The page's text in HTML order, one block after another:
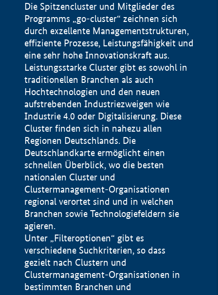
Die Spitzencluster und Mitglieder des
Programms „go-cluster“ zeichnen sich
durch exzellente Managementstrukturen,
effiziente Prozesse, Leistungsfähigkeit und
eine sehr hohe Innovationskraft aus.
Leistungsstarke Cluster gibt es sowohl in
traditionellen Branchen als auch
Hochtechnologien und den neuen
aufstrebenden Industriezweigen wie
Industrie 4.0 oder Digitalisierung. Diese
Cluster finden sich in nahezu allen
Regionen Deutschlands. Die
Deutschlandkarte ermöglicht einen
schnellen Überblick, wo die besten
nationalen Cluster und
Clustermanagement-Organisationen
regional verortet sind und in welchen
Branchen sowie Technologiefeldern sie
agieren.
Unter „Filteroptionen“ gibt es
verschiedene Suchkriterien, so dass
gezielt nach Clustern und
Clustermanagement-Organisationen in
bestimmten Branchen und
Impressum
Datenschutzerklärung
BMWE, 2026 ©
100 km © Geobasis-DE / BKG 2015